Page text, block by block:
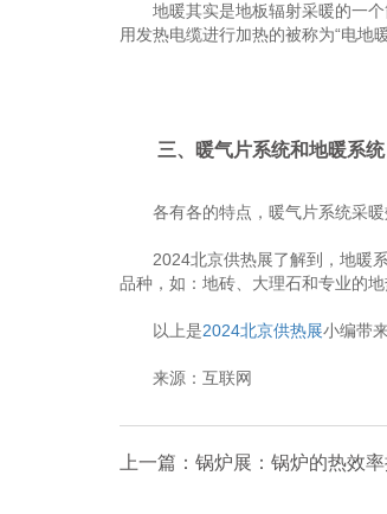
地暖其实是地板辐射采暖的一个
用发热电缆进行加热的被称为“电地
三、暖气片系统和地暖系
各有各的特点，暖气片系统采暖
2024北京供热展了解到，地暖系
品种，如：地砖、大理石和专业的地
以上是2024北京供热展小编带
来源：互联网
上一篇：锅炉展：锅炉的热效